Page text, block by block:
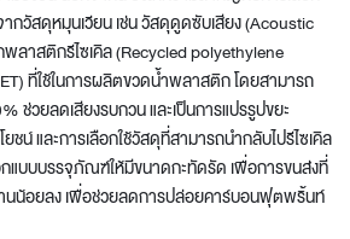
กวัสดุหมุนเวียน เช่น วัสดุดูดซับเสียง (Acoustic
ลาสติกรีไซเคิล (Recycled polyethylene
ที่ใช้ในการผลิตขวดน้ำพลาสติก โดยสามารถ
ช่วยลดเสียงรบกวน และเป็นการแปรรูปขยะ
ชน์ และการเลือกใช้วัสดุที่สามารถนำกลับไปรีไซเคิล
แบบบรรจุภัณฑ์ให้มีขนาดกะทัดรัด เพื่อการขนส่งที่
านน้อยลง เพื่อช่วยลดการปล่อยคาร์บอนฟุตพริ้นท์